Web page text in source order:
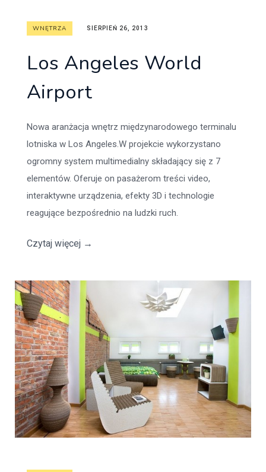
WNĘTRZA SIERPIEŃ 26, 2013
Los Angeles World
Airport
Nowa aranżacja wnętrz międzynarodowego terminalu
lotniska w Los Angeles.W projekcie wykorzystano
ogromny system multimedialny składający się z 7
elementów. Oferuje on pasażerom treści video,
interaktywne urządzenia, efekty 3D i technologie
reagujące bezpośrednio na ludzki ruch.
Czytaj więcej →